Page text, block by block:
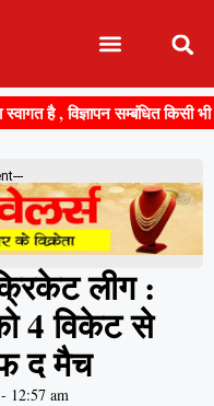
विज्ञापन सम्बंधित किसी भी
लीग :
4 विकेट से
द मैच
- 12:57 am